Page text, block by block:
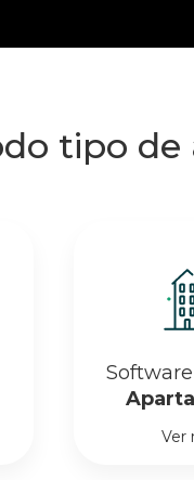
tipo
Software
Ver